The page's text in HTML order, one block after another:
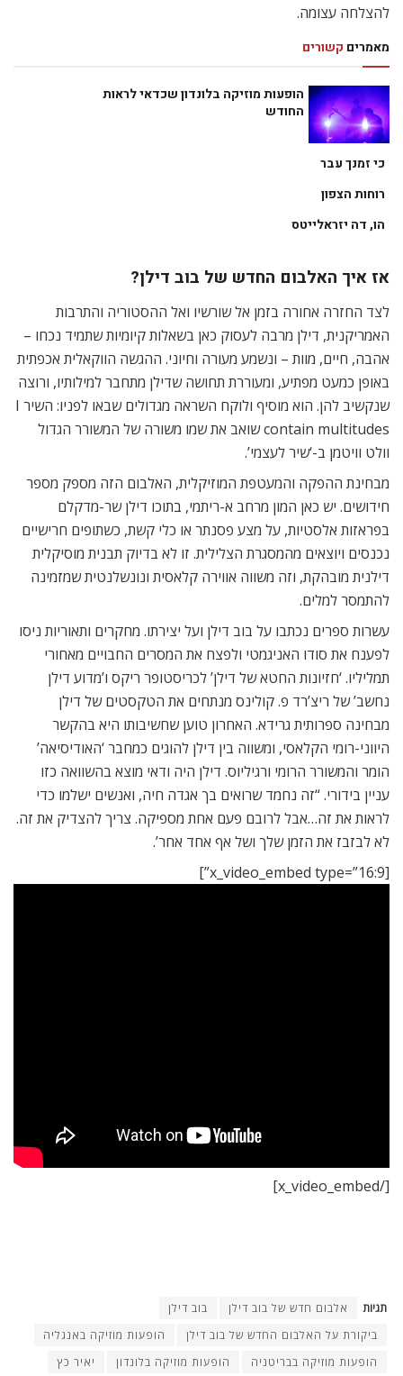
להצלחה עצומה.
מאמרים קשורים
הופעות מוזיקה בלונדון שכדאי לראות
החודש
כי זמנך עבר
רוחות הצפון
הו, דה יזראלייטס
אז איך האלבום החדש של בוב דילן?
לצד החזרה אחורה בזמן אל שורשיו ואל ההסטוריה והתרבות
האמריקנית, דילן מרבה לעסוק כאן בשאלות קיומיות שתמיד נכחו –
אהבה, חיים, מוות – ונשמע מעורה וחיוני. ההגשה הווקאלית אכפתית
באופן כמעט מפתיע, ומעוררת תחושה שדילן מתחבר למילותיו, ורוצה
שנקשיב להן. הוא מוסיף ולוקח השראה מגדולים שבאו לפניו: השיר I
contain multitudes שואב את שמו משורה של המשורר הגדול
וולט וויטמן ב-‘שיר לעצמי’.
מבחינת ההפקה והמעטפת המוזיקלית, האלבום הזה מספק מספר
חידושים. יש כאן המון מרחב א-ריתמי, בתוכו דילן שר-מדקלם
בפראזות אלסטיות, על מצע פסנתר או כלי קשת, כשתופים חרישיים
נכנסים ויוצאים מהמסגרת הצלילית. זו לא בדיוק תבנית מוסיקלית
דילנית מובהקת, וזה משווה אווירה קלאסית ונונשלנטית שמזמינה
להתמסר למלים.
עשרות ספרים נכתבו על בוב דילן ועל יצירתו. מחקרים ותאוריות ניסו
לפענח את סודו האניגמטי ולפצח את המסרים החבויים מאחורי
תמליליו. ‘חזיונות החטא של דילן’ לכריסטופר ריקס ו’מדוע דילן
נחשב’ של ריצ’רד פ. קולינס מנתחים את הטקסטים של דילן
מבחינה ספרותית גרידא. האחרון טוען שחשיבותו היא בהקשר
היווני-רומי הקלאסי, ומשווה בין דילן להוגים כמחבר ‘האודיסיאה’
הומר והמשורר הרומי ורגיליוס. דילן היה ודאי מוצא בהשוואה כזו
עניין בידורי. “זה נחמד שרואים בך אגדה חיה, ואנשים ישלמו כדי
לראות את זה…אבל לרובם פעם אחת מספיקה. צריך להצדיק את זה.
לא לבזבז את הזמן שלך ושל אף אחד אחר’.
[x_video_embed type=”16:9”]
[/x_video_embed]
תגיות אלבום חדש של בוב דילן
בוב דילן
ביקורת על האלבום החדש של בוב דילן
הופעות מוזיקה באנגליה
הופעות מוזיקה בבריטניה
הופעות מוזיקה בלונדון
יאיר כץ